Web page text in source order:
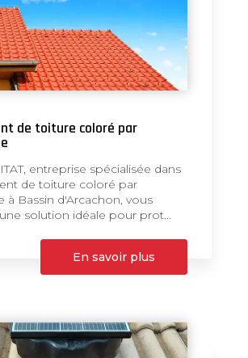
de toiture coloré par
entreprise spécialisée dans
de toiture coloré par
à Bassin d'Arcachon, vous
solution idéale pour prot...
En savoir plus